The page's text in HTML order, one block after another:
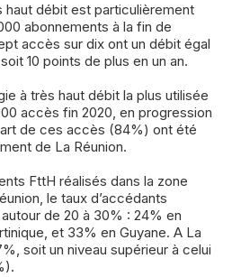
haut débit est particulièrement
abonnements à la fin de
accès sur dix ont un débit égal
10 points de plus en un an.
à très haut débit la plus utilisée
accès fin 2020, en progression
de ces accès (84%) ont été
de La Réunion.
FttH réalisés dans la zone
le taux d’accédants
de 20 à 30% : 24% en
et 33% en Guyane. A La
soit un niveau supérieur à celui